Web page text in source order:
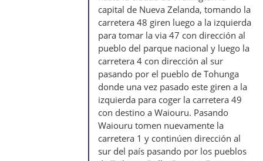
capital de Nueva Zelanda, tomando la
carretera 48 giren luego a la izquierda
para tomar la via 47 con dirección al
pueblo del parque nacional y luego la
carretera 4 con dirección al sur
pasando por el pueblo de Tohunga
donde una vez pasado este giren a la
izquierda para coger la carretera 49
con destino a Waiouru. Pasando
Waiouru tomen nuevamente la
carretera 1 y continúen dirección al
sur del país pasando por los pueblos